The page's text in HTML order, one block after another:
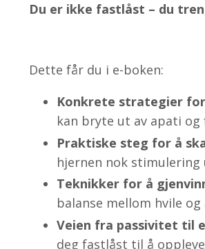
Du er ikke fastlåst – du
Dette får du i e-boken:
Konkrete strategier
kan bryte ut av apati
Praktiske steg for å
hjernen nok stimulering
Teknikker for å
balanse mellom hvile
Veien fra passivitet til
deg fastlåst til å